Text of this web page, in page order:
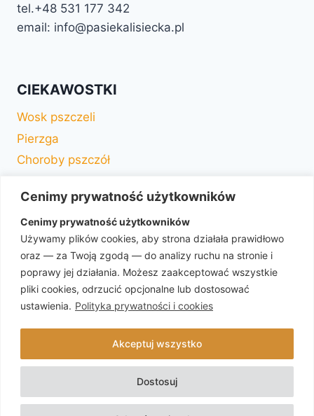
Cenimy prywatność użytkowników
Cenimy prywatność użytkowników
Używamy plików cookies, aby strona działała prawidłowo
oraz — za Twoją zgodą — do analizy ruchu na stronie i
poprawy jej działania. Możesz zaakceptować wszystkie
pliki cookies, odrzucić opcjonalne lub dostosować
ustawienia. Polityka prywatności i cookies
Dostosuj
Akceptuj wszystko
tel.+48 531 177 342
email: info@pasiekalisiecka.pl
CIEKAWOSTKI
Wosk pszczeli
Pierzga
Choroby pszczół
Słownik pszczelarza
Choroby czerwiu
Murarka
Komórki trutowe
Rasy pszczół w Polsce
Varroa destructor
Mleczko pszczele
© 2026 Pasieka Lisiecka